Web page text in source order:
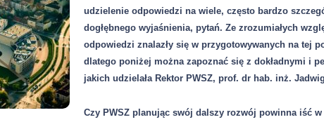
udzielenie odpowiedzi na wiele, często bardzo
dogłębnego wyjaśnienia, pytań. Ze zrozumiałych
odpowiedzi znalazły się w przygotowywanych na tej
dlatego poniżej można zapoznać się z dokładnymi i
jakich udzielała Rektor PWSZ, prof. dr hab. inż.
Czy PWSZ planując swój dalszy rozwój powinna iść